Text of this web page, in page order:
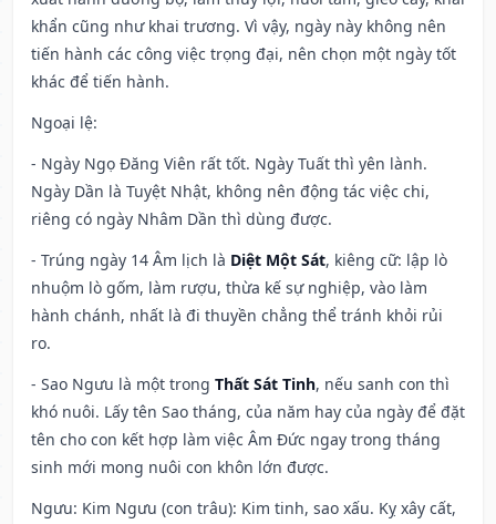
khẩn cũng như khai trương. Vì vậy, ngày này không nên
tiến hành các công việc trọng đại, nên chọn một ngày tốt
khác để tiến hành.
Ngoại lệ:
- Ngày Ngọ Đăng Viên rất tốt. Ngày Tuất thì yên lành.
Ngày Dần là Tuyệt Nhật, không nên động tác việc chi,
riêng có ngày Nhâm Dần thì dùng được.
- Trúng ngày 14 Âm lịch là Diệt Một Sát, kiêng cữ: lập lò
nhuộm lò gốm, làm rượu, thừa kế sự nghiệp, vào làm
hành chánh, nhất là đi thuyền chẳng thể tránh khỏi rủi
ro.
- Sao Ngưu là một trong Thất Sát Tinh, nếu sanh con thì
khó nuôi. Lấy tên Sao tháng, của năm hay của ngày để đặt
tên cho con kết hợp làm việc Âm Đức ngay trong tháng
sinh mới mong nuôi con khôn lớn được.
Ngưu: Kim Ngưu (con trâu): Kim tinh, sao xấu. Kỵ xây cất,